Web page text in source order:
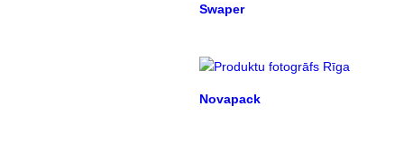
Swaper
Novapack